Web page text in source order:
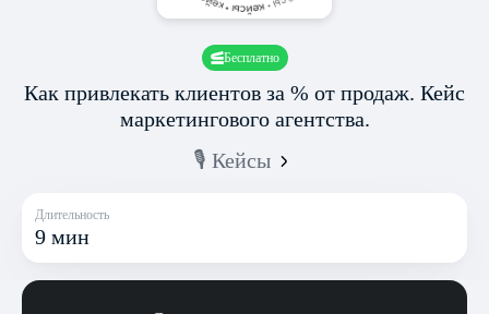
Бесплатно
Как привлекать клиентов за % от продаж. Кейс
маркетингового агентства.
🎙 Кейсы
Длительность
9 мин